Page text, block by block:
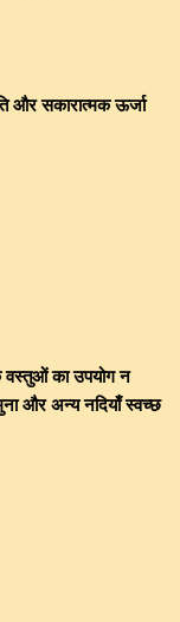
और सकारात्मक ऊर्जा
वस्तुओं का उपयोग न
और अन्य नदियाँ स्वच्छ